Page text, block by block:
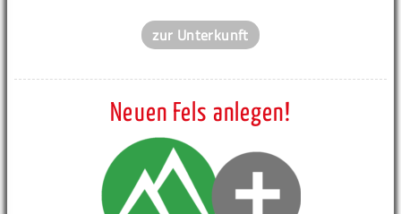
zur Unterkunft
Neuen Fels anlegen!